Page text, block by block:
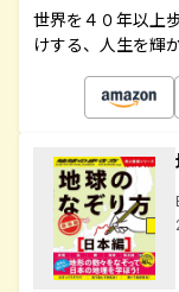
世界を４０年以上
けする、人生を輝